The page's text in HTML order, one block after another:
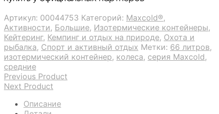
Артикул: 00044753 Категорий: Maxcold®,
Активности, Большие, Изотермические контейнеры,
Кейтеринг, Кемпинг и отдых на природе, Охота и
рыбалка, Спорт и активный отдых Метки: 66 литров,
изотермический контейнер, колеса, серия Maxcold,
средние
Previous Product
Next Product
Описание